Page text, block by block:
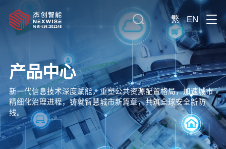
繁 EN
产品中心
新一代信息技术深度赋能，重塑公共资源配置格局，加速城市
精细化治理进程，铸就智慧城市新篇章，共筑全球安全新防
线。